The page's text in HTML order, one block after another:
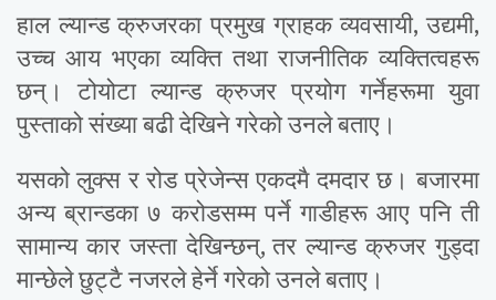
हाल ल्यान्ड क्रुजरका प्रमुख ग्राहक व्यवसायी, उद्यमी,
उच्च आय भएका व्यक्ति तथा राजनीतिक व्यक्तित्वहरू
छन्। टोयोटा ल्यान्ड क्रुजर प्रयोग गर्नेहरूमा युवा
पुस्ताको संख्या बढी देखिने गरेको उनले बताए।
यसको लुक्स र रोड प्रेजेन्स एकदमै दमदार छ। बजारमा
अन्य ब्रान्डका ७ करोडसम्म पर्ने गाडीहरू आए पनि ती
सामान्य कार जस्ता देखिन्छन्, तर ल्यान्ड क्रुजर गुड्दा
मान्छेले छुट्टै नजरले हेर्ने गरेको उनले बताए।